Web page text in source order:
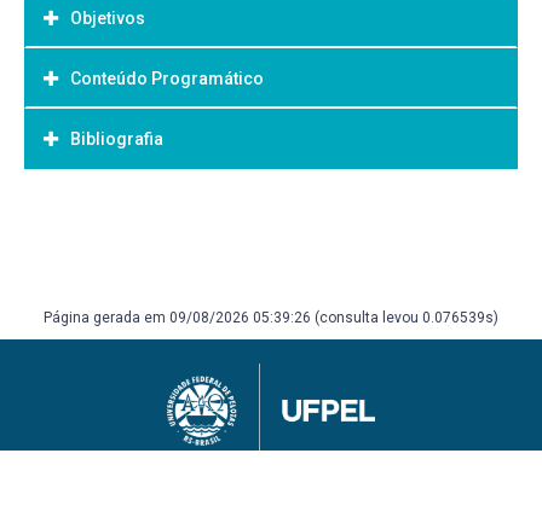
Objetivos
Objetivo Geral:
Oportunizar ao residente atividades teóricas e de
exercícios que permitam ter contato com os princípios de
Conteúdo Programático
Bibliografia
Página gerada em 09/08/2026 05:39:26 (consulta levou 0.076539s)